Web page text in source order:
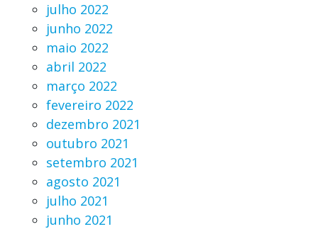
julho 2022
junho 2022
maio 2022
abril 2022
março 2022
fevereiro 2022
dezembro 2021
outubro 2021
setembro 2021
agosto 2021
julho 2021
junho 2021